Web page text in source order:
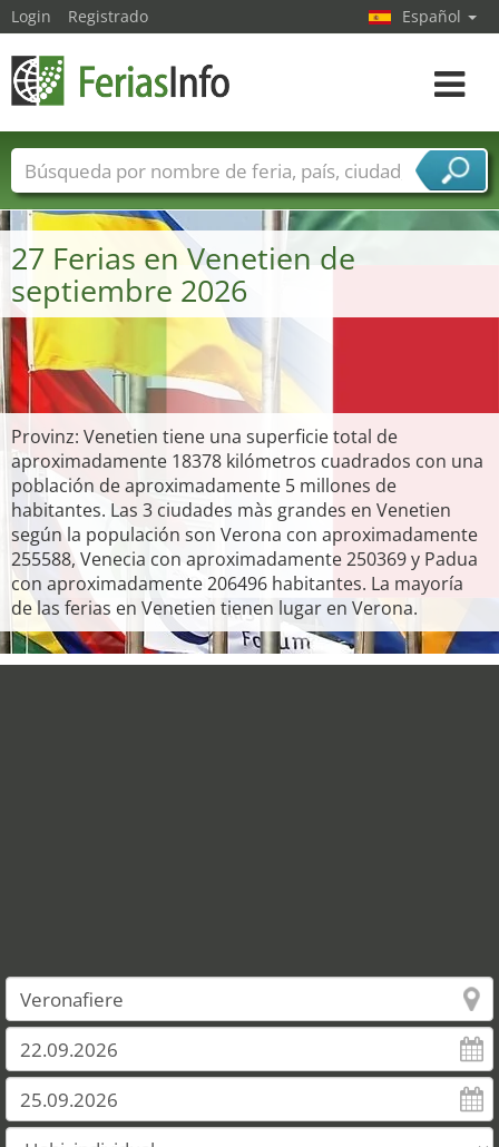
27 Ferias en Venetien de
septiembre 2026
Provinz: Venetien tiene una superficie total de
aproximadamente 18378 kilómetros cuadrados con una
población de aproximadamente 5 millones de
habitantes. Las 3 ciudades màs grandes en Venetien
según la populación son Verona con aproximadamente
255588, Venecia con aproximadamente 250369 y Padua
con aproximadamente 206496 habitantes. La mayoría
de las ferias en Venetien tienen lugar en Verona.
Login Registrado Español
toggle
Nombres de ferias Países
Ciudades
Sectores de ferias
Sectores de proveedor de servicios